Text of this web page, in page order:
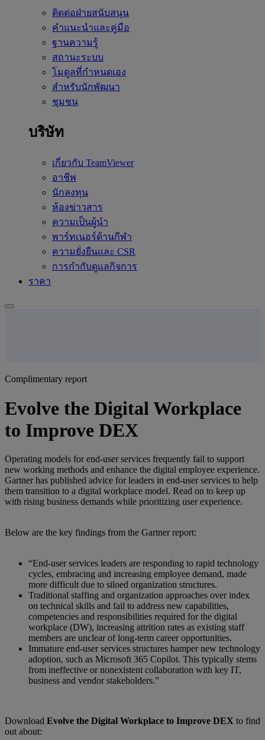
ติดต่อฝ่ายสนับสนุน
คำแนะนำและคู่มือ
ฐานความรู้
สถานะระบบ
โมดูลที่กำหนดเอง
สำหรับนักพัฒนา
ชุมชน
บริษัท
เกี่ยวกับ TeamViewer
อาชีพ
นักลงทุน
ห้องข่าวสาร
ความเป็นผู้นำ
พาร์ทเนอร์ด้านกีฬา
ความยั่งยืนและ CSR
การกำกับดูแลกิจการ
ราคา
Complimentary report
Evolve the Digital Workplace
to Improve DEX
Operating models for end-user services frequently fail to support
new working methods and enhance the digital employee experience.
Gartner has published advice for leaders in end-user services to help
them transition to a digital workplace model. Read on to keep up
with rising business demands while prioritizing user experience.
Below are the key findings from the Gartner report:
“End-user services leaders are responding to rapid technology
cycles, embracing and increasing employee demand, made
more difficult due to siloed organization structures.
Traditional staffing and organization approaches over index
on technical skills and fail to address new capabilities,
competencies and responsibilities required for the digital
workplace (DW), increasing attrition rates as existing staff
members are unclear of long-term career opportunities.
Immature end-user services structures hamper new technology
adoption, such as Microsoft 365 Copilot. This typically stems
from ineffective or nonexistent collaboration with key IT,
business and vendor stakeholders.”
Download Evolve the Digital Workplace to Improve DEX to find
out about: